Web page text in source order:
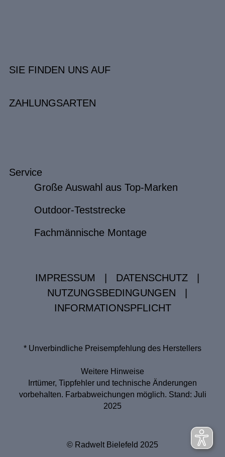
SIE FINDEN UNS AUF
ZAHLUNGSARTEN
Service
Große Auswahl aus Top-Marken
Outdoor-Teststrecke
Fachmännische Montage
IMPRESSUM DATENSCHUTZ
NUTZUNGSBEDINGUNGEN
INFORMATIONSPFLICHT
* Unverbindliche Preisempfehlung des Herstellers
Weitere Hinweise
Irrtümer, Tippfehler und technische Änderungen
vorbehalten. Farbabweichungen möglich. Stand: Juli
2025
© Radwelt Bielefeld 2025